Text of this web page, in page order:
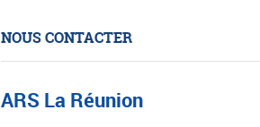
NOUS CONTACTER
ARS La Réunion